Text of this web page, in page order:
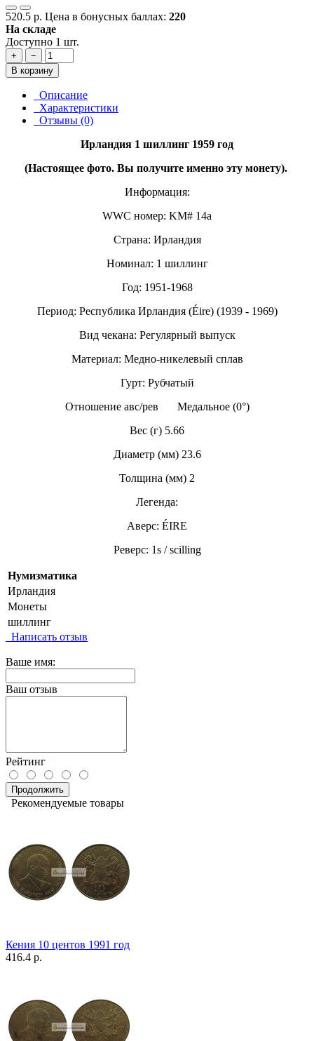
520.5 р. Цена в бонусных баллах: 220
На складе
Доступно 1 шт.
+
−
В корзину
Описание
Характеристики
Отзывы (0)
Ирландия 1 шиллинг 1959 год
(Настоящее фото. Вы получите именно эту монету).
Информация:
WWC номер: KM# 14a
Страна: Ирландия
Номинал: 1 шиллинг
Год: 1951-1968
Период: Республика Ирландия (Éire) (1939 - 1969)
Вид чекана: Регулярный выпуск
Материал: Медно-никелевый сплав
Гурт: Рубчатый
Отношение авс/рев
Медальное (0°)
Вес (г) 5.66
Диаметр (мм) 23.6
Толщина (мм) 2
Легенда:
Аверс: ÉIRE
Реверс: 1s / scilling
Нумизматика
Ирландия
Монеты
шиллинг
Написать отзыв
Ваше имя:
Ваш отзыв
Рейтинг
Продолжить
Рекомендуемые товары
Кения 10 центов 1991 год
416.4 р.